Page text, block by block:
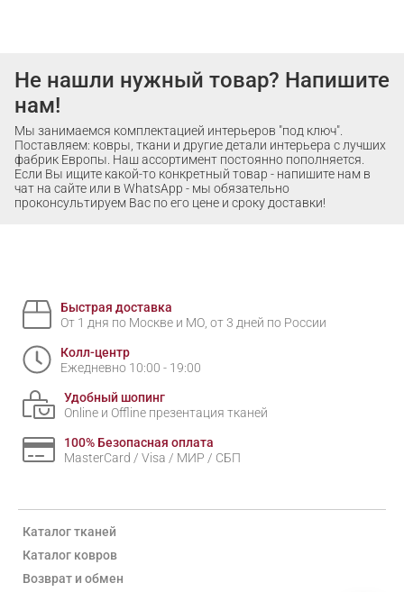
Не нашли нужный товар? Напишите
нам!
Мы занимаемся комплектацией интерьеров "под ключ".
Поставляем: ковры, ткани и другие детали интерьера с лучших
фабрик Европы. Наш ассортимент постоянно пополняется.
Если Вы ищите какой-то конкретный товар - напишите нам в
чат на сайте или в WhatsApp - мы обязательно
проконсультируем Вас по его цене и сроку доставки!
Быстрая доставка
От 1 дня по Москве и МО, от 3 дней по России
Колл-центр
Ежедневно 10:00 - 19:00
Удобный шопинг
Online и Offline презентация тканей
100% Безопасная оплата
MasterCard / Visa / МИР / СБП
Каталог тканей
Каталог ковров
Возврат и обмен